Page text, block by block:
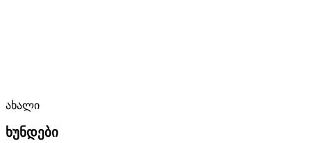
ახალი
ხუნდები